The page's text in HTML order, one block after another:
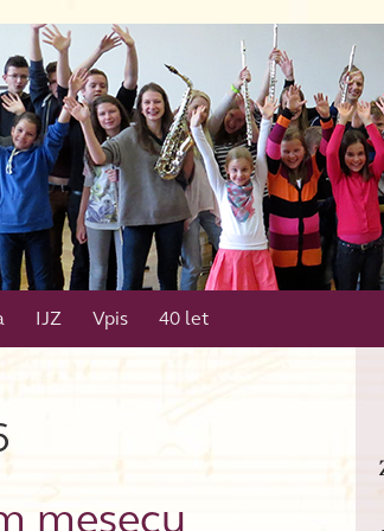
IJZ Vpis 40 let
mesecu